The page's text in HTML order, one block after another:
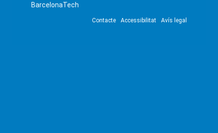
BarcelonaTech
Contacte Accessibilitat Avís legal